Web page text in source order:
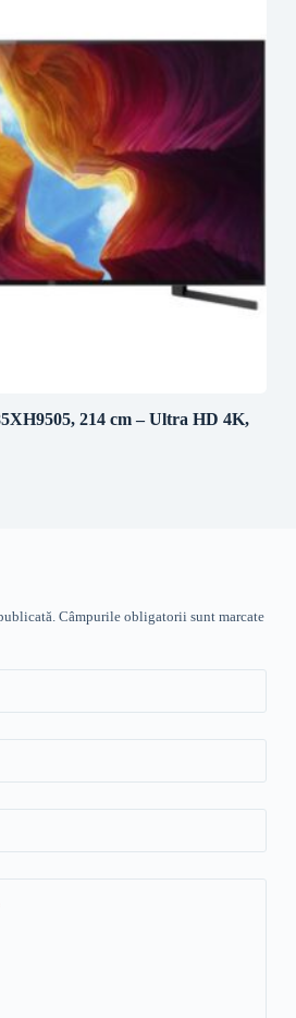
214 cm – Ultra HD 4K,
Câmpurile obligatorii sunt marcate